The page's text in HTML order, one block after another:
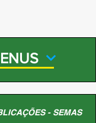
- SEMAS